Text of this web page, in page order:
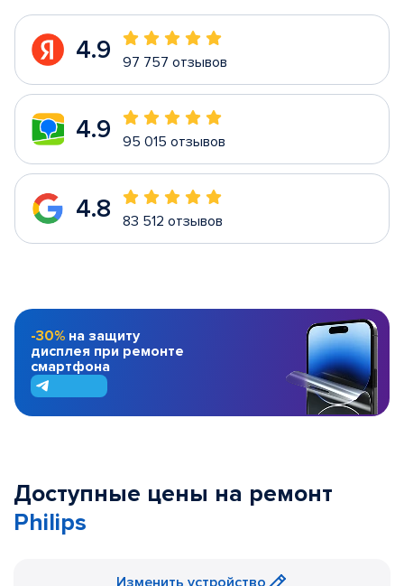
4.9 97 757 отзывов
4.9 95 015 отзывов
4.8 83 512 отзывов
-30% на защиту
дисплея при ремонте
смартфона
Доступные цены на ремонт
Philips
Изменить устройство